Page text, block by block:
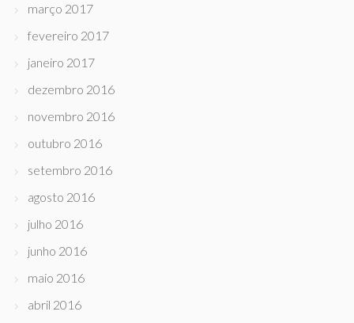
março 2017
fevereiro 2017
janeiro 2017
dezembro 2016
novembro 2016
outubro 2016
setembro 2016
agosto 2016
julho 2016
junho 2016
maio 2016
abril 2016